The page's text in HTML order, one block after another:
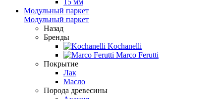
15 мм
Модульный паркет
Модульный паркет
Назад
Бренды
Kochanelli
Marco Ferutti
Покрытие
Лак
Масло
Порода древесины